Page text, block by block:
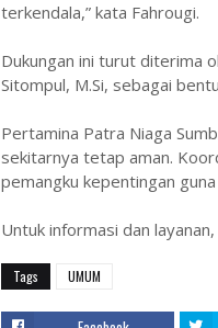
terkendala,” kata Fahrougi.
Dukungan ini turut diterima
Sitompul, M.Si, sebagai
Pertamina Patra Niaga
sekitarnya tetap aman.
pemangku kepentingan
Untuk informasi dan
Tags UMUM